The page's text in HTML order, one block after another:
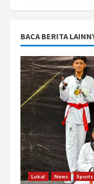
BACA BERITA
Lokal News Sports